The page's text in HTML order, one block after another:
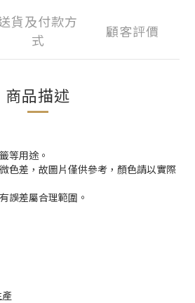
貨及付款方
式
顧客評價
商品描述
等用途。
色差，故圖片僅供參考，顏色請以實際
誤差屬合理範圍。